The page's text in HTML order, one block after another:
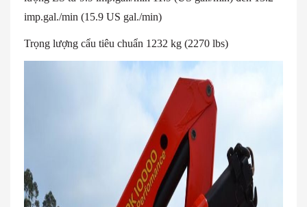
imp.gal./min (15.9 US gal./min)
Trọng lượng cẩu tiêu chuẩn 1232 kg (2270 lbs)